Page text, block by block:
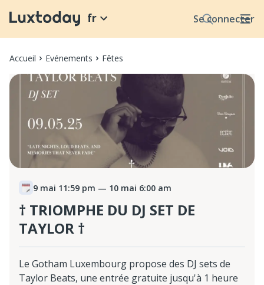
Se connecter
fr
Accueil Evénements Fêtes
9 mai 11:59 pm — 10 mai 6:00 am
† TRIOMPHE DU DJ SET DE
TAYLOR †
Le Gotham Luxembourg propose des DJ sets de
Taylor Beats, une entrée gratuite jusqu'à 1 heure